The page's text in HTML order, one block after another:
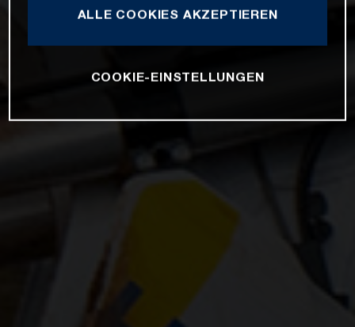
ALLE COOKIES AKZEPTIEREN
COOKIE-EINSTELLUNGEN